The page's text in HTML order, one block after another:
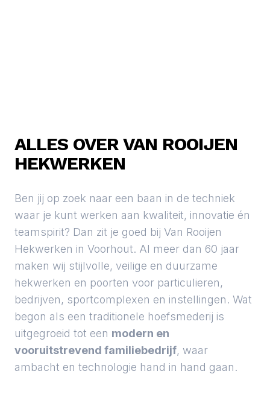
ALLES OVER VAN ROOIJEN
HEKWERKEN
Ben jij op zoek naar een baan in de techniek
waar je kunt werken aan kwaliteit, innovatie én
teamspirit? Dan zit je goed bij Van Rooijen
Hekwerken in Voorhout. Al meer dan 60 jaar
maken wij stijlvolle, veilige en duurzame
hekwerken en poorten voor particulieren,
bedrijven, sportcomplexen en instellingen. Wat
begon als een traditionele hoefsmederij is
uitgegroeid tot een modern en
vooruitstrevend familiebedrijf, waar
ambacht en technologie hand in hand gaan.